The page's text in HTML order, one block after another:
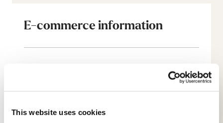
This website uses cookies
E-commerce information